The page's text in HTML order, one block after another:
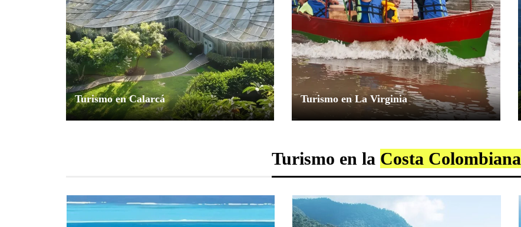
Turismo en Calarcá
Explorador Andino junio 20, 2024 0
Turismo en La Virginia
Explorador Andino junio 16, 2024 0
Turismo en la Costa Colombiana